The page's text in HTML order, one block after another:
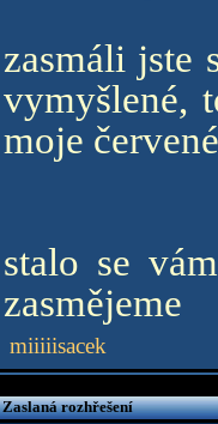
zasmáli jste
vymyšlené,
moje
stalo se
zasmějeme
miiiiisacek
Zaslaná rozhřešení